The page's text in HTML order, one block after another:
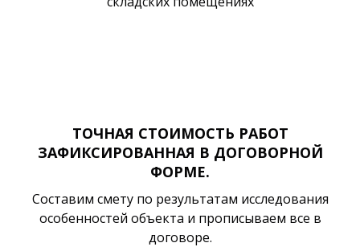
ТОЧНАЯ СТОИМОСТЬ РАБОТ
ЗАФИКСИРОВАННАЯ В ДОГОВОРНОЙ
ФОРМЕ.
Составим смету по результатам исследования
особенностей объекта и прописываем все в
договоре.